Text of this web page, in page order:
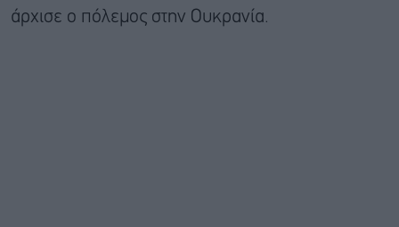
άρχισε ο πόλεμος στην Ουκρανία.